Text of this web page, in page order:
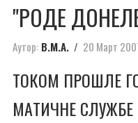
"РО­ДЕ
Аутор: В.М.А. 20 Март
ТО­КОМ ПРО­ШЛЕ
МА­ТИЧ­НЕ